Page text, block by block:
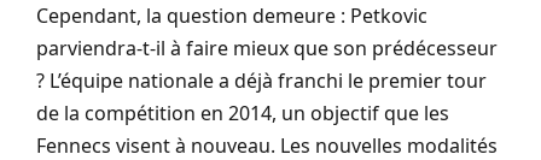
Cependant, la question demeure : Petkovic
parviendra-t-il à faire mieux que son prédécesseur
? L’équipe nationale a déjà franchi le premier tour
de la compétition en 2014, un objectif que les
Fennecs visent à nouveau. Les nouvelles modalités